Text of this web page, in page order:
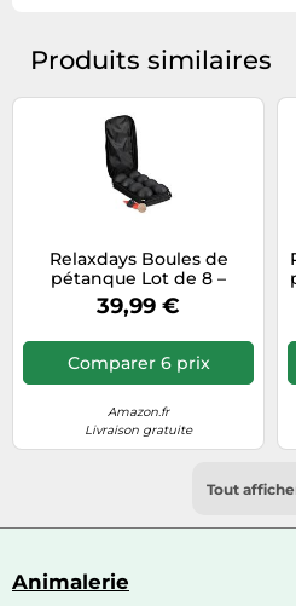
Produits similaires
Relaxdays Boules de
pétanque Lot de 8 –
boules métalliques,
cochonnet et mesureur,
acier/nylon noir
39,99 €
Comparer 6 prix
Amazon.fr
Livraison gratuite
Tout
Animalerie